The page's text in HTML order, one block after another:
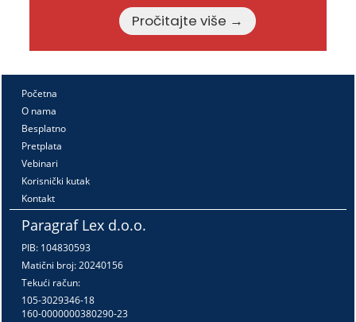
Pročitajte više →
Početna
O nama
Besplatno
Pretplata
Vebinari
Korisnički kutak
Kontakt
Paragraf Lex d.o.o.
PIB: 104830593
Matični broj: 20240156
Tekući račun:
105-3029346-18
160-0000000380290-23